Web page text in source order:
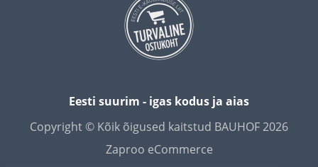
Eesti suurim - igas kodus ja aias
Copyright © Kõik õigused kaitstud BAUHOF 2026
Zaproo eCommerce